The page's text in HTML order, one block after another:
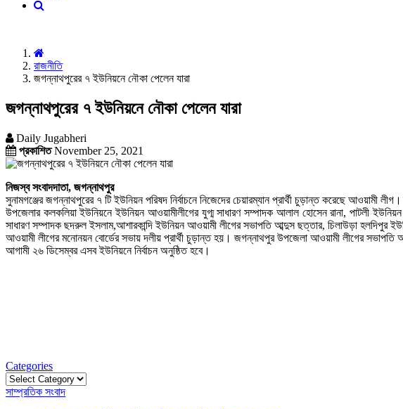
রাজনীতি
জগন্নাথপুরের ৭ ইউনিয়নে নৌকা পেলেন যারা
জগন্নাথপুরের ৭ ইউনিয়নে নৌকা পেলেন যারা
Daily Jugabheri
প্রকাশিতNovember 25, 2021
নিজস্ব সংবাদদাতা, জগন্নাথপুর
সুনামগঞ্জের জগন্নাথপুরের ৭ টি ইউনিয়ন পরিষদ নির্বাচনে নিজেদের চেয়ারম্যান প্রার্থী চুড়ান্ত করেছে আওয়ামী
উপজেলার কলকলিয়া ইউনিয়নে ইউনিয়ন আওয়ামীলীগের যুগ্ম সাধারণ সম্পাদক আলাল হোসেন রানা, পাটলী ইউনিয়ন
সাধারণ সম্পাদক ছদরুল ইসলাম,আশারকান্দি ইউনিয়ন আওয়ামী লীগের সভাপতি আব্দুস ছত্তার, চিলাউড়া হলদিপুর
আওয়ামী লীগের মনোনয়ন বোর্ডের সভায় দলীয় প্রার্থী চুড়ান্ত হয়। জগন্নাথপুর উপজেলা আওয়ামী লীগের
আগামী ২৬ ডিসেম্বর এসব ইউনিয়নে নির্বাচন অনুষ্ঠিত হবে।
Categories
Categories
সাম্প্রতিক সংবাদ